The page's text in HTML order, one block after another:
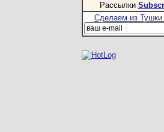
Рассылки
Сделаем из Тушки